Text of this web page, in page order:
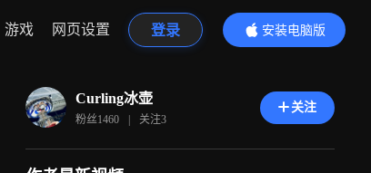
游戏 网页设置 登录
安装电脑版
内容更精彩
Curling冰壶
粉丝1460 | 关注3
关注